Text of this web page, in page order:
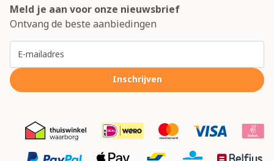
Meld je aan voor onze nieuwsbrief
Ontvang de beste aanbiedingen
Inschrijven